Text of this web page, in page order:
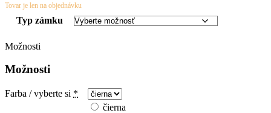
Tovar je len na objednávku
Typ zámku
Možnosti
Možnosti
Farba / vyberte si *
čierna